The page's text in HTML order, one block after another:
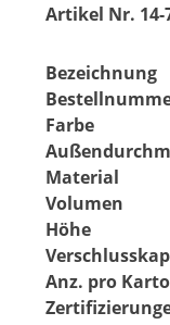
Artikel Nr. 14-
Bezeichnung
Farbe
Material
Volumen
Höhe
Anz. pro